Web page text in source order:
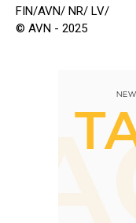
FIN/AVN/ NR/ LV/
© AVN - 2025